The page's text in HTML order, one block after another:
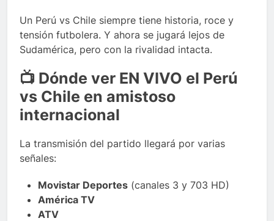
Un Perú vs Chile siempre tiene historia, roce y
tensión futbolera. Y ahora se jugará lejos de
Sudamérica, pero con la rivalidad intacta.
📺 Dónde ver EN VIVO el Perú
vs Chile en amistoso
internacional
La transmisión del partido llegará por varias
señales:
Movistar Deportes (canales 3 y 703 HD)
América TV
ATV